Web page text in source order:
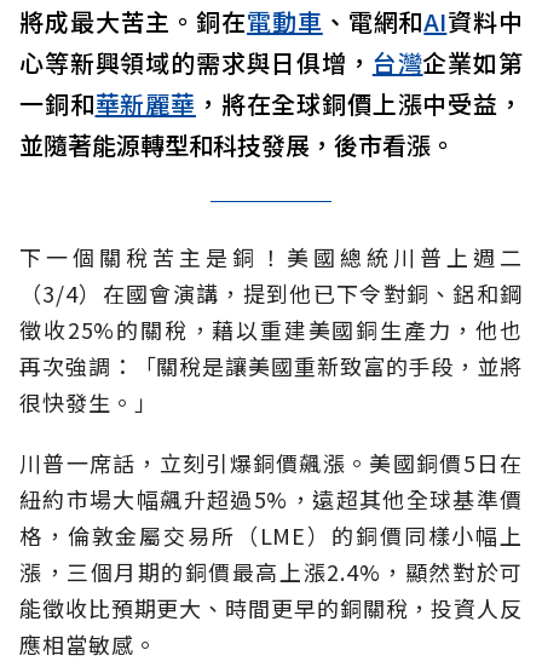
將成最大苦主。銅在電動車 、電網和AI資料中
心等新興領域的需求與日俱增， 台灣企業如第
一銅和華新麗華 ，將在全球銅價上漲中受益，
並隨著能源轉型和科技發展，後市看漲。
下一個關稅苦主是銅！美國總統川普上週二
（3/4）在國會演講，提到他已下令對銅、鋁和鋼
徵收25%的關稅，藉以重建美國銅生產力，他也
再次強調：「關稅是讓美國重新致富的手段，並將
很快發生。」
川普一席話，立刻引爆銅價飆漲。美國銅價5日在
紐約市場大幅飆升超過5%，遠超其他全球基準價
格，倫敦金屬交易所（LME）的銅價同樣小幅上
漲，三個月期的銅價最高上漲2.4%，顯然對於可
能徵收比預期更大、時間更早的銅關稅，投資人反
應相當敏感。